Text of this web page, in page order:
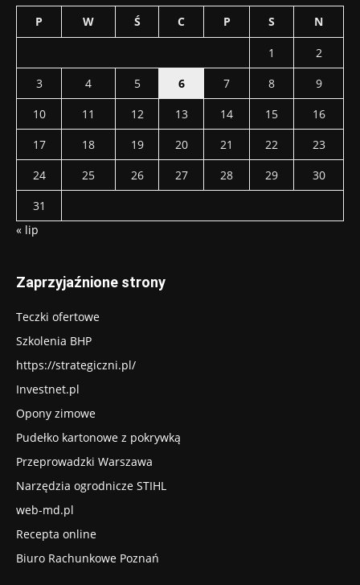
P W Ś C P S N
1
2
3
4 5 6 7 8
9
10
11 12 13 14 15
16
17
18 19 20 21 22
23
24
25 26 27 28 29
30
31
« lip
Zaprzyjaźnione strony
Teczki ofertowe
Szkolenia BHP
https://strategiczni.pl/
Investnet.pl
Opony zimowe
Pudełko kartonowe z pokrywką
Przeprowadzki Warszawa
Narzędzia ogrodnicze STIHL
web-md.pl
Recepta online
Biuro Rachunkowe Poznań